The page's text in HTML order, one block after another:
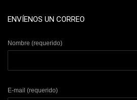
ENVÍENOS UN CORREO
Nombre (requerido)
E-mail (requerido)